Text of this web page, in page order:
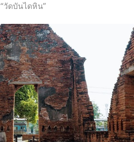
“วัดบันไดหิน”